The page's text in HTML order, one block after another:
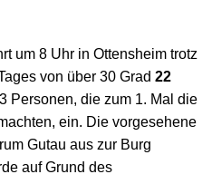
um 8 Uhr in Ottensheim trotz
von über 30 Grad 22
Personen, die zum 1. Mal die
ein. Die vorgesehene
Gutau aus zur Burg
auf Grund des